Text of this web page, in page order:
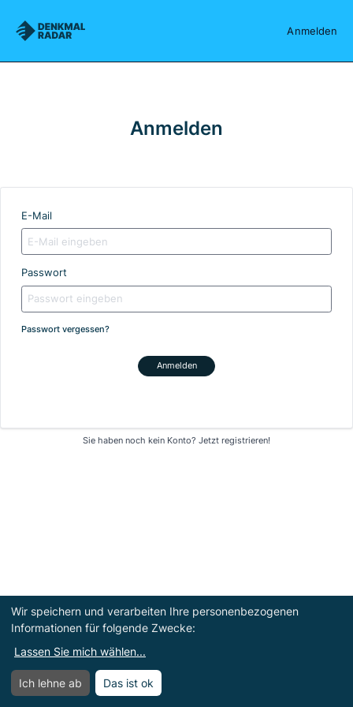
Denkmalradar Anmelden
Menü öffnen
Anmelden
E-Mail
Passwort
Passwort vergessen?
Anmelden
Sie haben noch kein Konto? Jetzt registrieren!
Wir speichern und verarbeiten Ihre personenbezogenen
Informationen für folgende Zwecke:
Lassen Sie mich wählen...
Ich lehne ab Das ist ok